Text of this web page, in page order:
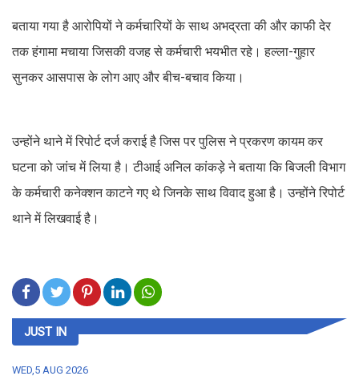
बताया गया है आरोपियों ने कर्मचारियों के साथ अभद्रता की और काफी देर
तक हंगामा मचाया जिसकी वजह से कर्मचारी भयभीत रहे। हल्ला-गुहार
सुनकर आसपास के लोग आए और बीच-बचाव किया।
उन्होंने थाने में रिपोर्ट दर्ज कराई है जिस पर पुलिस ने प्रकरण कायम कर
घटना को जांच में लिया है। टीआई अनिल कांकड़े ने बताया कि बिजली विभाग
के कर्मचारी कनेक्शन काटने गए थे जिनके साथ विवाद हुआ है। उन्होंने रिपोर्ट
थाने में लिखवाई है।
JUST IN
WED,5 AUG 2026